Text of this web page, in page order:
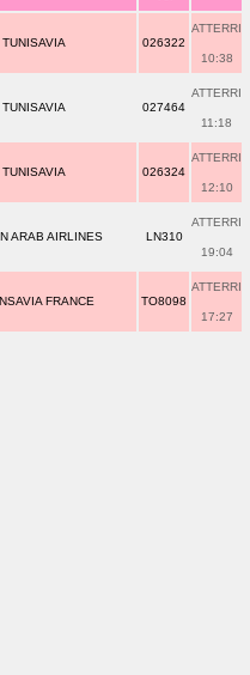
TUNISAVIA 026322
ATTERRI
10:38
TUNISAVIA 027464
ATTERRI
11:18
TUNISAVIA 026324
ATTERRI
12:10
ARAB AIRLINES LN310
ATTERRI
19:04
FRANCE TO8098
ATTERRI
17:27